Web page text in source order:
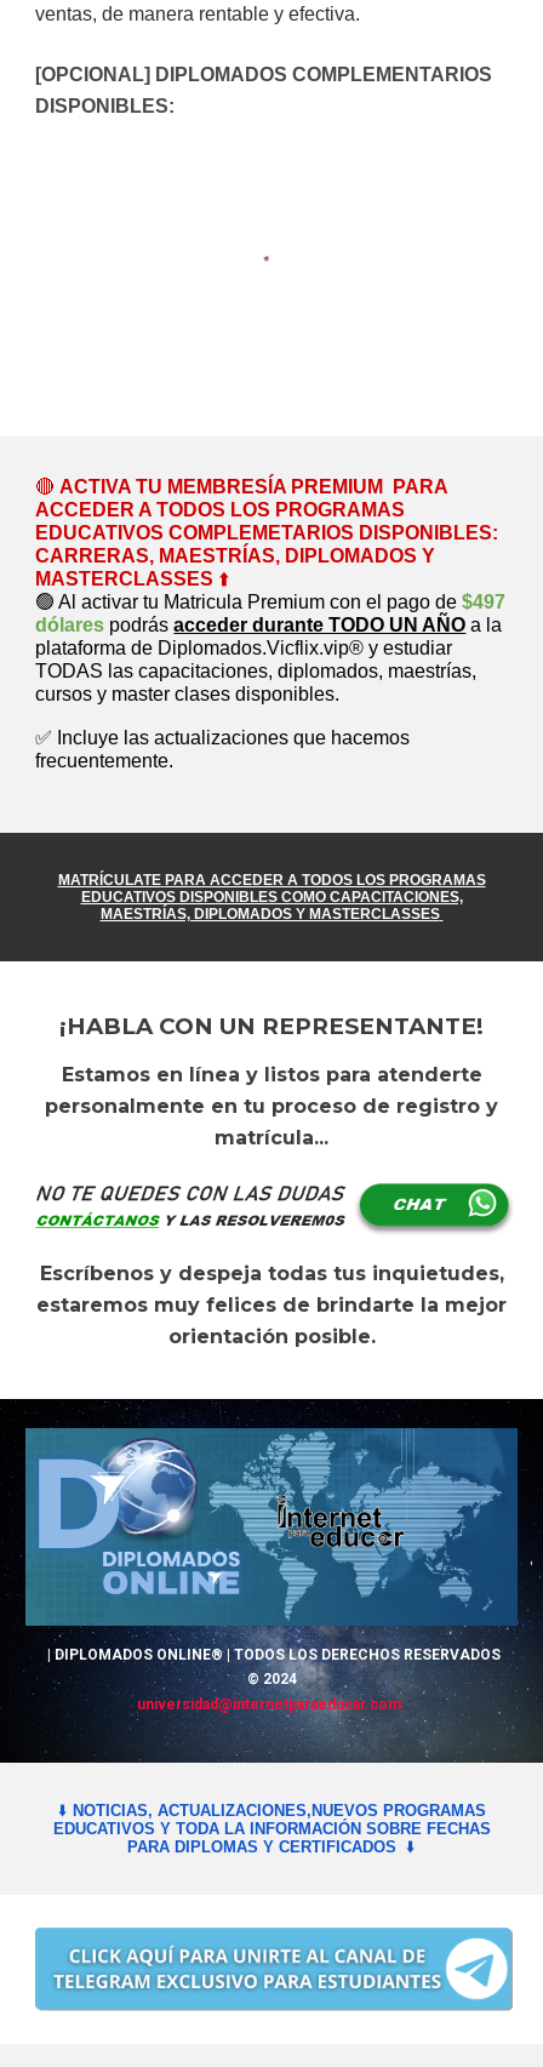
ventas, de manera rentable y efectiva.
[OPCIONAL] DIPLOMADOS COMPLEMENTARIOS
DISPONIBLES:
🔴ACTIVA TU MEMBRESÍA PREMIUM
PARA
ACCEDER A TODOS LOS PROGRAMAS
EDUCATIVOS COMPLEMETARIOS DISPONIBLES:
CARRERAS, MAESTRÍAS, DIPLOMADOS Y
MASTERCLASSES ⬆️
🟢 Al activar tu Matricula Premium con el pago de $497
dólares podrásacceder durante TODO UN AÑO a la
plataforma de Diplomados.Vicflix.vip® y estudiar
TODAS las capacitaciones, diplomados, maestrías,
cursos y master clases disponibles.
✅ Incluye las actualizaciones que hacemos
frecuentemente.
MATRÍCULATE PARA ACCEDER A TODOS LOS PROGRAMAS
EDUCATIVOS DISPONIBLES COMO CAPACITACIONES,
MAESTRÍAS, DIPLOMADOS Y MASTERCLASSES
¡HABLA CON UN REPRESENTANTE!
Estamos en línea y listos para atenderte
personalmente en tu proceso de registro y
matrícula...
Escríbenos y despeja todas tus inquietudes,
estaremos muy felices de brindarte la mejor
orientación posible.
|DIPLOMADOS ONLINE® | TODOS LOS DERECHOS RESERVADOS
© 2024
universidad@internetparaeducar.com
⬇️ NOTICIAS, ACTUALIZACIONES,NUEVOS PROGRAMAS
EDUCATIVOS Y TODA LA INFORMACIÓN SOBRE FECHAS
PARA DIPLOMAS Y CERTIFICADOS ⬇️